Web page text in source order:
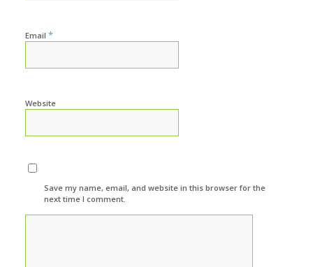
Email *
Website
Save my name, email, and website in this browser for the
next time I comment.